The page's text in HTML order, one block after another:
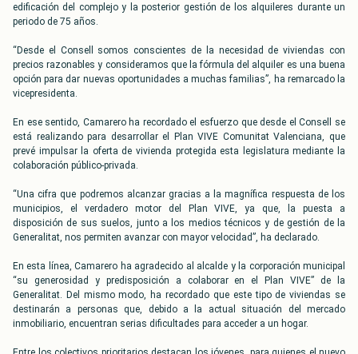
edificación del complejo y la posterior gestión de los alquileres durante un
periodo de 75 años.
“Desde el Consell somos conscientes de la necesidad de viviendas con
precios razonables y consideramos que la fórmula del alquiler es una buena
opción para dar nuevas oportunidades a muchas familias”, ha remarcado la
vicepresidenta.
En ese sentido, Camarero ha recordado el esfuerzo que desde el Consell se
está realizando para desarrollar el Plan VIVE Comunitat Valenciana, que
prevé impulsar la oferta de vivienda protegida esta legislatura mediante la
colaboración público-privada.
“Una cifra que podremos alcanzar gracias a la magnífica respuesta de los
municipios, el verdadero motor del Plan VIVE, ya que, la puesta a
disposición de sus suelos, junto a los medios técnicos y de gestión de la
Generalitat, nos permiten avanzar con mayor velocidad”, ha declarado.
En esta línea, Camarero ha agradecido al alcalde y la corporación municipal
“su generosidad y predisposición a colaborar en el Plan VIVE” de la
Generalitat. Del mismo modo, ha recordado que este tipo de viviendas se
destinarán a personas que, debido a la actual situación del mercado
inmobiliario, encuentran serias dificultades para acceder a un hogar.